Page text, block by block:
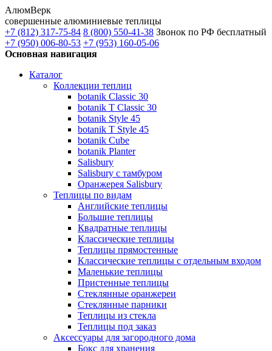
АлюмВерк
совершенные алюминиевые теплицы
+7 (812) 317-75-84 8 (800) 550-41-38 Звонок по РФ бесплатный
+7 (950) 006-80-53 +7 (953) 160-05-06
Основная навигация
Каталог
Коллекции теплиц
botanik Classic 30
botanik T Classic 30
botanik Style 45
botanik Т Style 45
botanik Cube
botanik Planter
Salisbury
Salisbury с тамбуром
Оранжерея Salisbury
Теплицы по видам
Английские теплицы
Большие теплицы
Квадратные теплицы
Классические теплицы
Теплицы прямостенные
Классические теплицы с отдельным входом
Маленькие теплицы
Пристенные теплицы
Стеклянные оранжереи
Стеклянные парники
Теплицы из стекла
Теплицы под заказ
Аксессуары для загородного дома
Бокс для хранения